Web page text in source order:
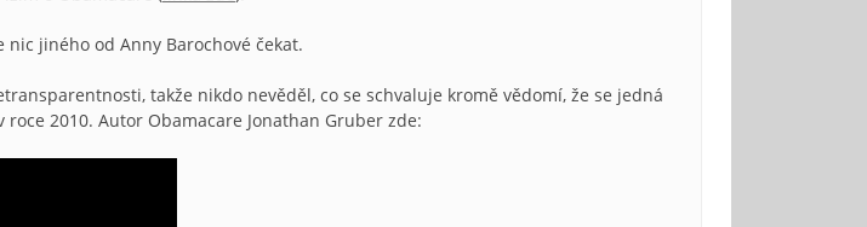
jiného od Anny Barochové čekat.
takže nikdo nevěděl, co se schvaluje kromě vědomí, že se jedná
2010. Autor Obamacare Jonathan Gruber zde: